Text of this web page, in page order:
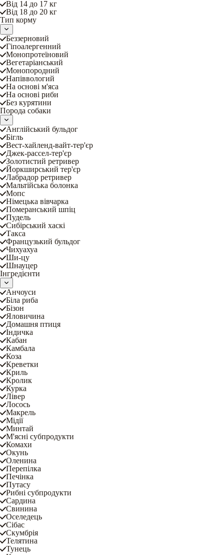
Від 14 до 17 кг
Від 18 до 20 кг
Тип корму
Беззерновий
Гіпоалергенний
Монопротеїновий
Вегетаріанський
Монопородний
Напіввологий
На основі м'яса
На основі риби
Без курятини
Порода собаки
Англійський бульдог
Бігль
Вест-хайленд-вайт-тер'єр
Джек-рассел-тер'єр
Золотистий ретривер
Йоркширський тер'єр
Лабрадор ретривер
Мальтійська болонка
Мопс
Німецька вівчарка
Померанський шпіц
Пудель
Сибірський хаскі
Такса
Французький бульдог
Чихуахуа
Ши-цу
Шнауцер
Інгредієнти
Анчоуси
Біла риба
Бізон
Яловичина
Домашня птиця
Індичка
Кабан
Камбала
Коза
Креветки
Криль
Кролик
Курка
Лівер
Лосось
Макрель
Мідії
Минтай
М'ясні субпродукти
Комахи
Окунь
Оленина
Перепілка
Печінка
Путасу
Рибні субпродукти
Сардина
Свинина
Оселедець
Сібас
Скумбрія
Телятина
Тунець